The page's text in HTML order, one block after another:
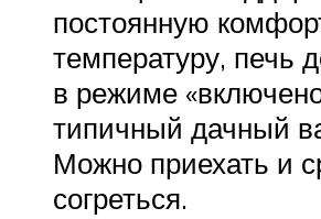
постоянную
температуру, печь
в режиме
типичный дачный
Можно приехать и
согреться.